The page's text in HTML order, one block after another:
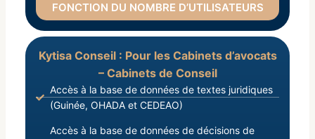
FONCTION DU NOMBRE D’UTILISATEURS
Kytisa Conseil : Pour les Cabinets d’avocats
– Cabinets de Conseil
Accès à la base de données de textes juridiques
(Guinée, OHADA et CEDEAO)
Accès à la base de données de décisions de